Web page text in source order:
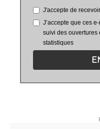
J'accepte de
J’accepte que ces
suivi des ouvertures
statistiques